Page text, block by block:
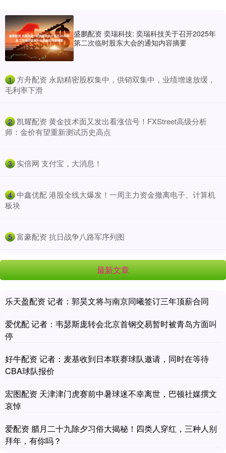
盛鹏配资 奕瑞科技: 奕瑞科技关于召开2025年
第二次临时股东大会的通知内容摘要
1 ​方舟配资 永励精密股权集中，供销双集中，业绩增速放缓，
毛利率下滑
2 ​凯耀配资 黄金技术面又发出看涨信号！FXStreet高级分析
师：金价有望重新测试历史高点
3 ​实倍网 支付宝，大消息！
4 ​中鑫优配 港股全线大爆发！一周主力资金撤离电子、计算机
板块
5 ​富豪配资 抗日战争八路军序列图
最新文章
乐天盈配资 记者：郭昊文将与南京同曦签订三年顶薪合同
爱优配 记者：韦瑟斯庞转会北京首钢交易暂时被青岛方面叫
停
好牛配资 记者：麦基收到日本联赛球队邀请，同时在等待
CBA球队报价
宏图配资 天津津门虎赛前中暑球迷不幸离世，巴顿社媒撰文
哀悼
爱配资 腊月二十九除夕习俗大揭秘！四类人穿红，三种人别
拜年，有你吗？